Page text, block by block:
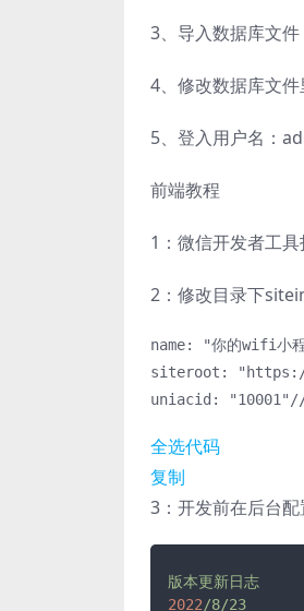
3、导入数据库文件
4、修改数据库文
5、登入用户名：
前端教程
1：微信开发者工
2：修改目录下
name: "你的wifi小
siteroot: "https://
全选代码
复制
3：开发前在后台
版本更新日志
2022/8/23